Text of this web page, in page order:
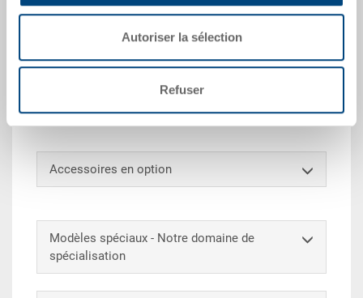
Autoriser la sélection
Refuser
offre de nombreuses possibilités pour transporter
stocker ou empiler fermées. (Dimensions de la valise
adaptées aux europalettes). Le faible poids propre et
De plus, la valise RAKO peut être marquée et divisée
sur demande.
Accessoires en option
Modèles spéciaux - Notre domaine de
spécialisation